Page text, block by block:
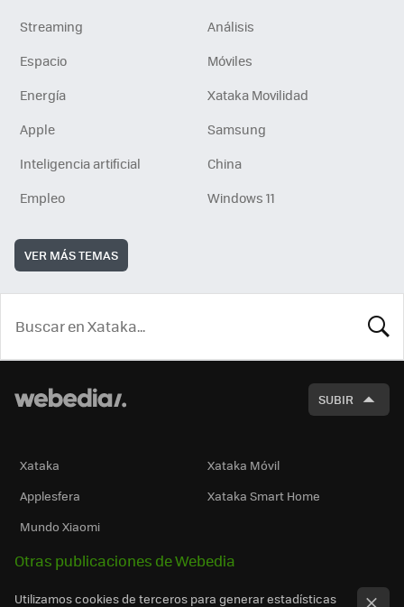
Streaming
Análisis
Espacio
Móviles
Energía
Xataka Movilidad
Apple
Samsung
Inteligencia artificial
China
Empleo
Windows 11
VER MÁS TEMAS
SUBIR
Xataka
Xataka Móvil
Applesfera
Xataka Smart Home
Mundo Xiaomi
Otras publicaciones de Webedia
Utilizamos cookies de terceros para generar estadísticas